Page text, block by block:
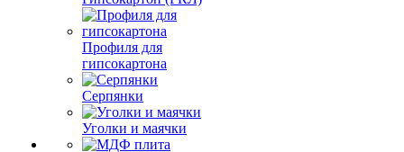
Профиля для
гипсокартона
Серпянки
Уголки и маячки